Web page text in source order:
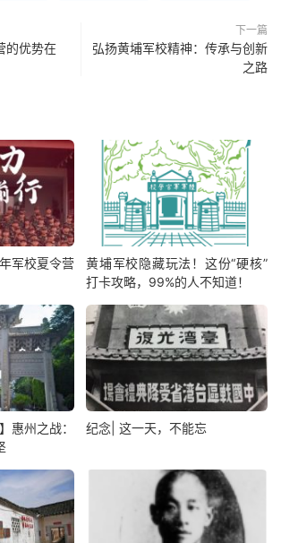
的优势在
下一篇
弘扬黄埔军校精神：传承与创新
之路
军校夏令营
黄埔军校隐藏玩法！这份“硬核”
打卡攻略，99%的人不知道！
惠州之战：
纪念| 这一天，不能忘